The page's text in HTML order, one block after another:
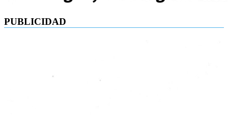
PUBLICIDAD